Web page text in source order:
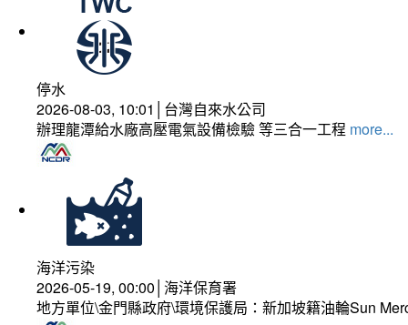
停水
2026-08-03, 10:01│台灣自來水公司
辦理龍潭給水廠高壓電氣設備檢驗 等三合一工程 more...
海洋污染
2026-05-19, 00:00│海洋保育署
地方單位\金門縣政府\環境保護局：新加坡籍油輪Sun